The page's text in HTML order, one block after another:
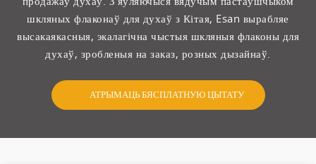
шкляных флаконаў для духаў з Кітая, Esan вырабляе
высакаякасныя, экалагічна чыстыя шкляныя флаконы для
духаў, зробленыя на заказ, розных дызайнаў.
АТРЫМАЦЬ БЯСПЛАТНУЮ ЦЫТАТУ